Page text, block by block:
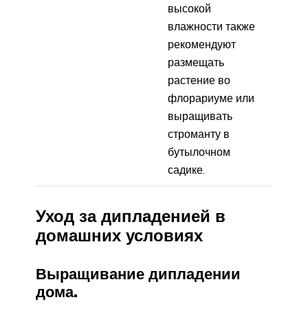
высокой
влажности также
рекомендуют
размещать
растение во
флорариуме или
выращивать
строманту в
бутылочном
садике.
Уход за дипладенией в
домашних условиях
Выращивание дипладении
дома.